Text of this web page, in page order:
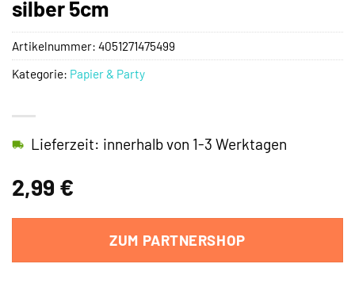
silber 5cm
2,99 €
Lieferzeit: innerhalb von 1-3 Werktagen
ZUM PARTNERSHOP
Artikelnummer: 4051271475499
Kategorie: Papier & Party